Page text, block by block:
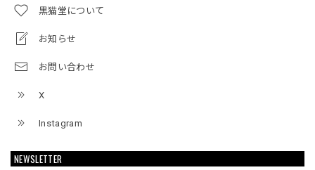
黒猫堂について
お知らせ
お問い合わせ
X
Instagram
NEWSLETTER